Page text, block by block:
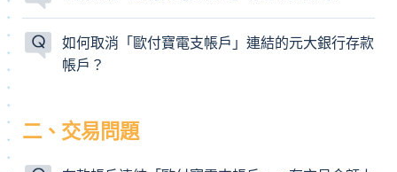
如何取消「歐付寶電支帳戶」連結的元大銀行存款
帳戶？
二、交易問題